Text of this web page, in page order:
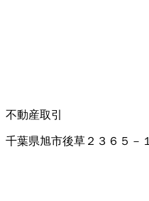
不動産取引
千葉県旭市後草２３６５－１